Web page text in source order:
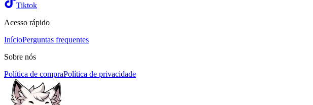
Tiktok
Acesso rápido
InícioPerguntas frequentes
Sobre nós
Política de compraPolítica de privacidade